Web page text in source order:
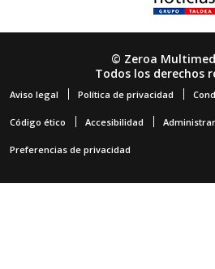
© Zeroa
Todos los derechos
Aviso legal Política de privacidad
Código ético Accesibilidad
Preferencias de privacidad